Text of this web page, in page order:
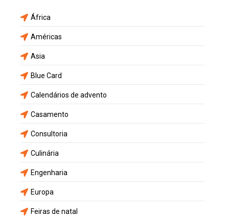
África
Américas
Asia
Blue Card
Calendários de advento
Casamento
Consultoria
Culinária
Engenharia
Europa
Feiras de natal